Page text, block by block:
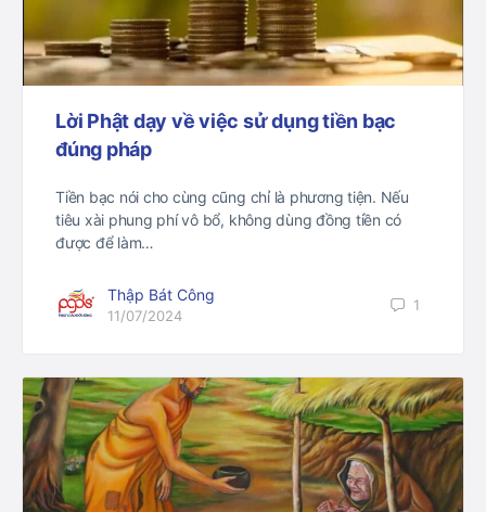
Lời Phật dạy về việc sử dụng tiền bạc
đúng pháp
Tiền bạc nói cho cùng cũng chỉ là phương tiện. Nếu
tiêu xài phung phí vô bổ, không dùng đồng tiền có
được để làm…
Thập Bát Công
11/07/2024
1